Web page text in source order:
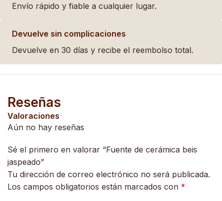
Envío rápido y fiable a cualquier lugar.
Devuelve sin complicaciones
Devuelve en 30 días y recibe el reembolso total.
Reseñas
Valoraciones
Aún no hay reseñas
Sé el primero en valorar “Fuente de cerámica beis
jaspeado”
Tu dirección de correo electrónico no será publicada.
Los campos obligatorios están marcados con *